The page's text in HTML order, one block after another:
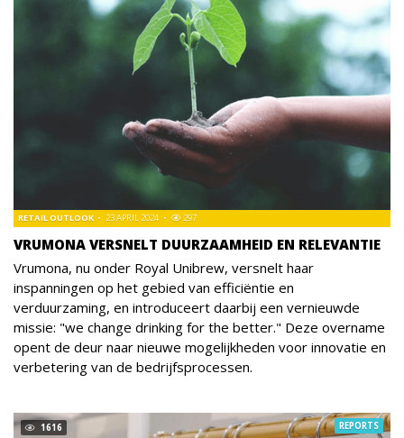
VRUMONA VERSNELT DUURZAAMHEID EN RELEVANTIE
RETAIL OUTLOOK 23 APRIL 2024 297
Vrumona, nu onder Royal Unibrew, versnelt haar
inspanningen op het gebied van efficiëntie en
verduurzaming, en introduceert daarbij een vernieuwde
missie: "we change drinking for the better." Deze overname
opent de deur naar nieuwe mogelijkheden voor innovatie en
verbetering van de bedrijfsprocessen.
1616 REPORTS